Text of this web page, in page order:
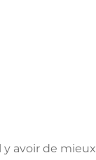
y avoir de mieux